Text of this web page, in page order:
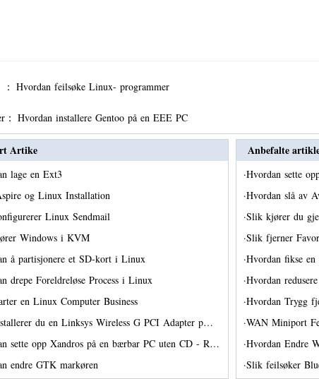
Hvordan feilsøke Linux- programmer
Hvordan installere Gentoo på en EEE PC
Artike
lage en Ext3
og Linux Installation
Linux Sendmail
Windows i KVM
å partisjonere et SD-kort i Linux
drepe Foreldreløse Process i Linux
en Linux Computer Business
du en Linksys Wireless G PCI Adapter p…
sette opp Xandros på en bærbar PC uten CD - R…
endre GTK markøren
Anbefalte
·Hvordan sette
·Hvordan slå av
·Slik kjører du
·Slik fjerner
·Hvordan fikse
·Hvordan
·Hvordan Trygg
·WAN Miniport
·Hvordan Endre
·Slik feilsøker